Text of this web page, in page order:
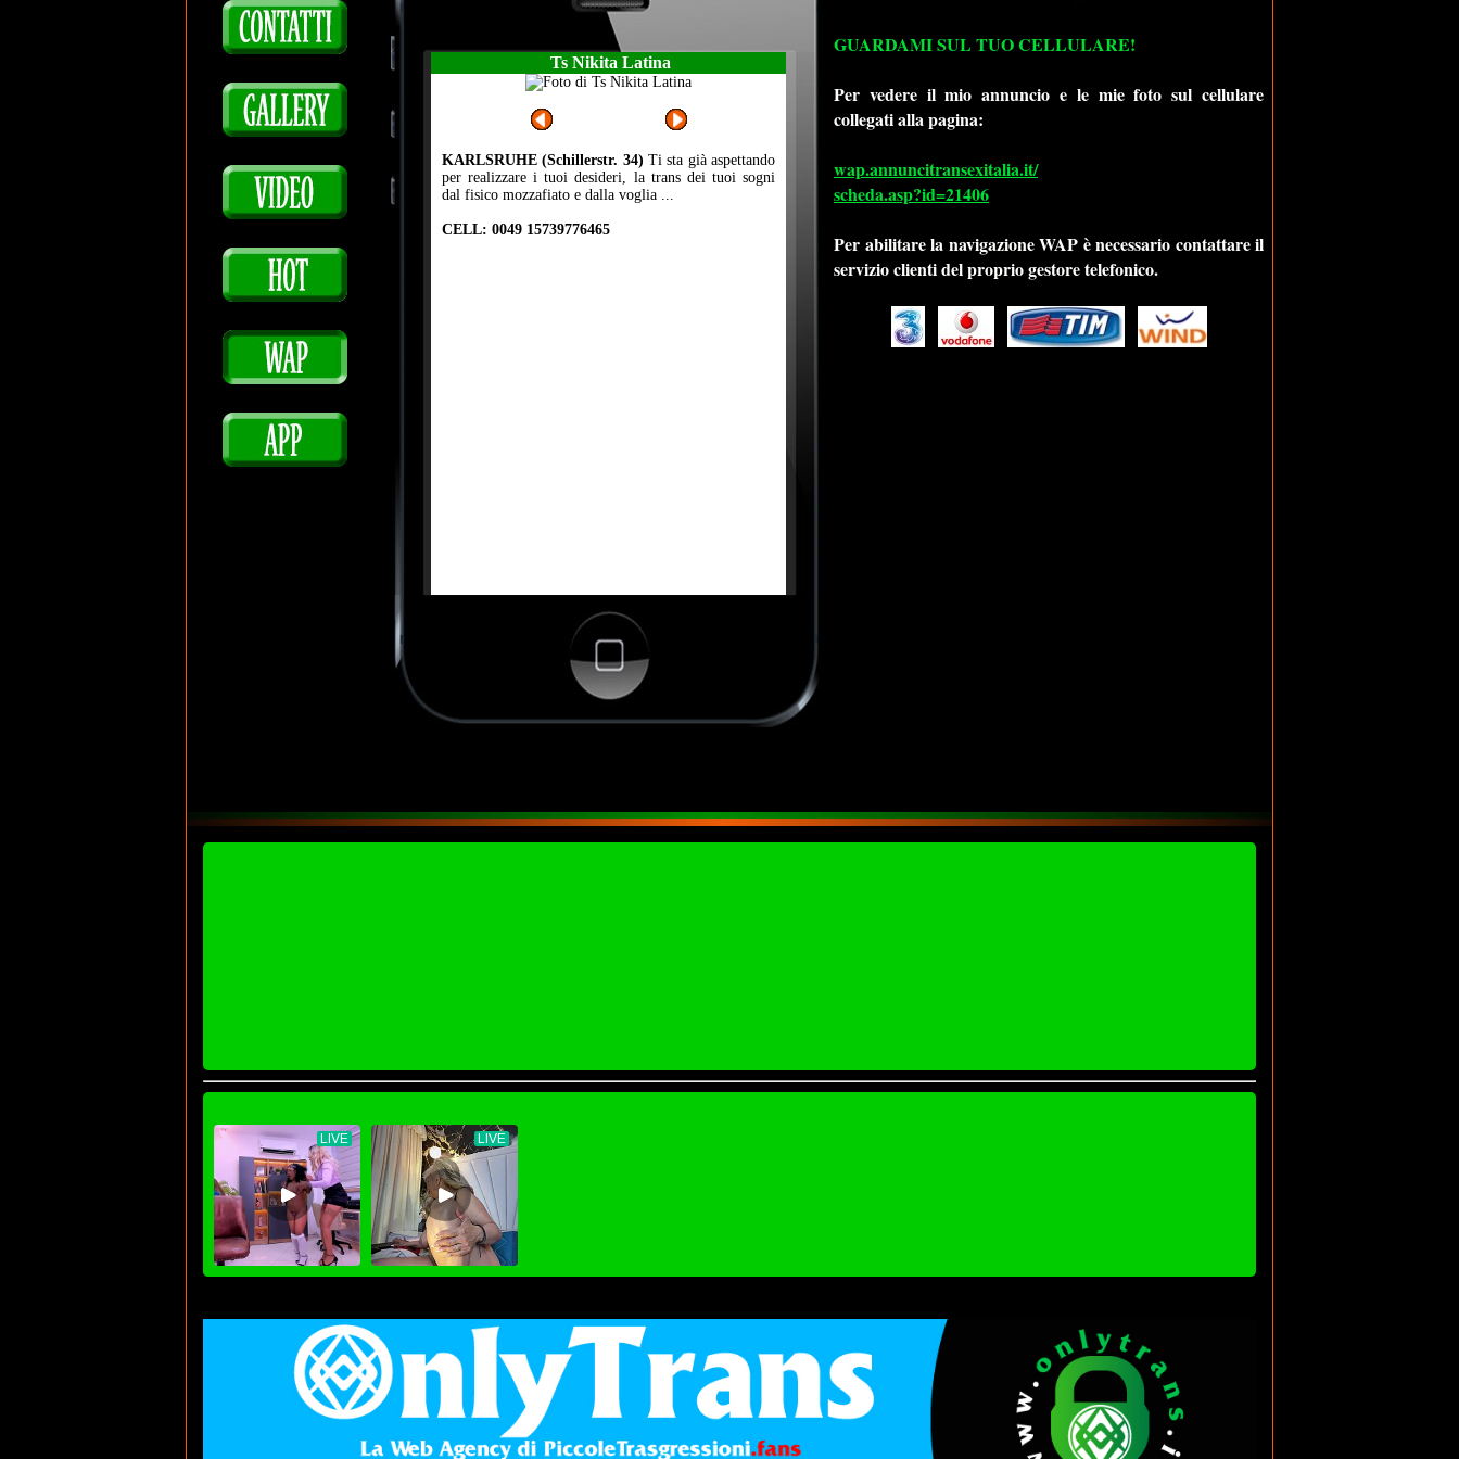
GUARDAMI SUL TUO CELLULARE!
Per vedere il mio annuncio e le mie foto sul cellulare
collegati alla pagina:
wap.annuncitransexitalia.it/
scheda.asp?id=21406
Per abilitare la navigazione WAP è necessario contattare il
servizio clienti del proprio gestore telefonico.
Ts Nikita Latina
KARLSRUHE (Schillerstr. 34) Ti sta già aspettando
per realizzare i tuoi desideri, la trans dei tuoi sogni
dal fisico mozzafiato e dalla voglia ...
CELL: 0049 15739776465